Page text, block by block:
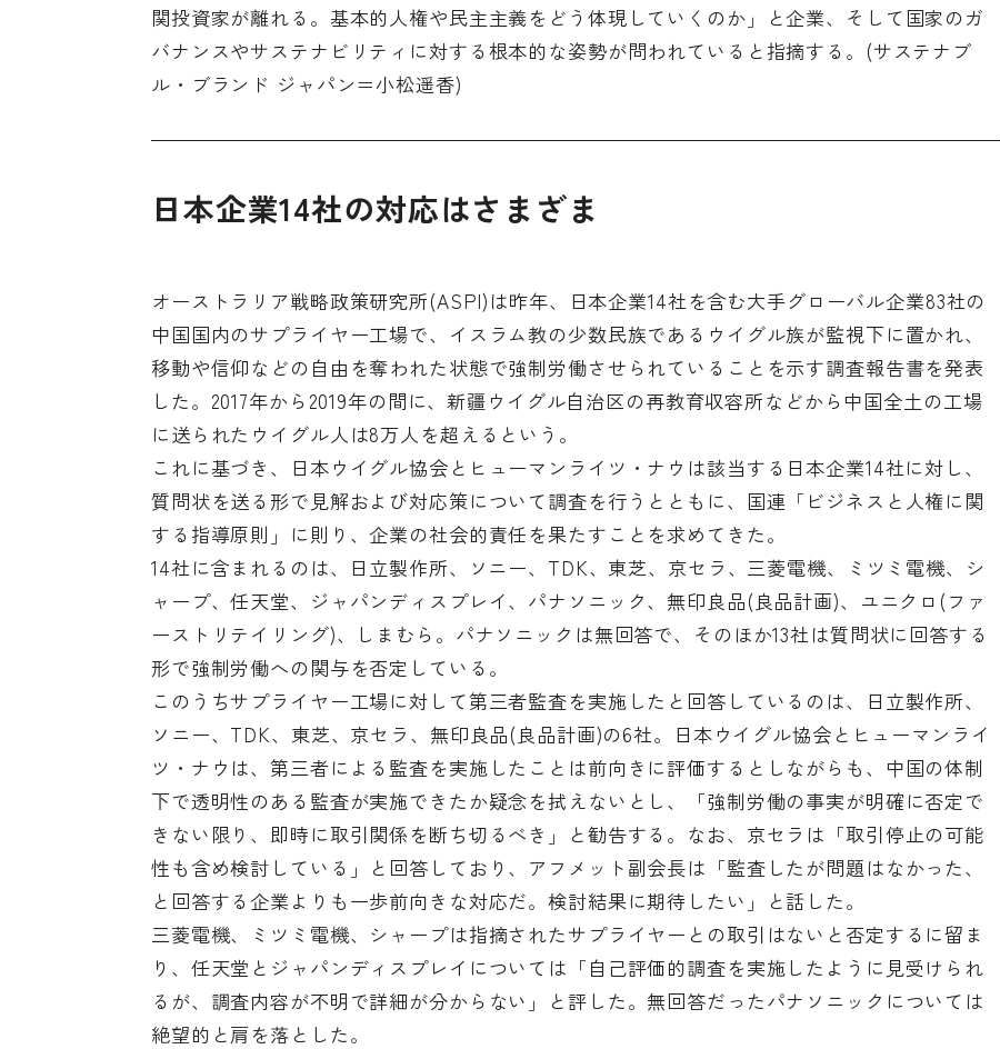
関投資家が離れる。基本的人権や民主主義をどう体現していくのか」と企業、そして国家のガ
バナンスやサステナビリティに対する根本的な姿勢が問われていると指摘する。(サステナブ
ル・ブランド ジャパン＝小松遥香)
日本企業14社の対応はさまざま
オーストラリア戦略政策研究所(ASPI)は昨年、日本企業14社を含む大手グローバル企業83社の
中国国内のサプライヤー工場で、イスラム教の少数民族であるウイグル族が監視下に置かれ、
移動や信仰などの自由を奪われた状態で強制労働させられていることを示す調査報告書を発表
した。2017年から2019年の間に、新疆ウイグル自治区の再教育収容所などから中国全土の工場
に送られたウイグル人は8万人を超えるという。
これに基づき、日本ウイグル協会とヒューマンライツ・ナウは該当する日本企業14社に対し、
質問状を送る形で見解および対応策について調査を行うとともに、国連「ビジネスと人権に関
する指導原則」に則り、企業の社会的責任を果たすことを求めてきた。
14社に含まれるのは、日立製作所、ソニー、TDK、東芝、京セラ、三菱電機、ミツミ電機、シ
ャープ、任天堂、ジャパンディスプレイ、パナソニック、無印良品(良品計画)、ユニクロ(ファ
ーストリテイリング)、しまむら。パナソニックは無回答で、そのほか13社は質問状に回答する
形で強制労働への関与を否定している。
このうちサプライヤー工場に対して第三者監査を実施したと回答しているのは、日立製作所、
ソニー、TDK、東芝、京セラ、無印良品(良品計画)の6社。日本ウイグル協会とヒューマンライ
ツ・ナウは、第三者による監査を実施したことは前向きに評価するとしながらも、中国の体制
下で透明性のある監査が実施できたか疑念を拭えないとし、「強制労働の事実が明確に否定で
きない限り、即時に取引関係を断ち切るべき」と勧告する。なお、京セラは「取引停止の可能
性も含め検討している」と回答しており、アフメット副会長は「監査したが問題はなかった、
と回答する企業よりも一歩前向きな対応だ。検討結果に期待したい」と話した。
三菱電機、ミツミ電機、シャープは指摘されたサプライヤーとの取引はないと否定するに留ま
り、任天堂とジャパンディスプレイについては「自己評価的調査を実施したように見受けられ
るが、調査内容が不明で詳細が分からない」と評した。無回答だったパナソニックについては
絶望的と肩を落とした。